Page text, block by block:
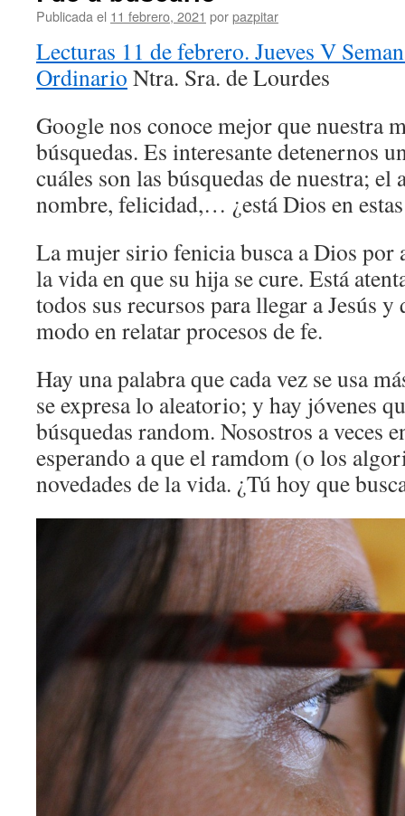
Publicada el 11 febrero, 2021 porpazpitar
Lecturas 11 de febrero. Jueves V
Ordinario Ntra. Sra. de Lourdes
Google nos conoce mejor que nuestra
búsquedas. Es interesante detenernos
cuáles son las búsquedas de nuestra; el
nombre, felicidad,… ¿está Dios en
La mujer sirio fenicia busca a Dios por
la vida en que su hija se cure. Está
todos sus recursos para llegar a Jesús y
modo en relatar procesos de fe.
Hay una palabra que cada vez se usa
se expresa lo aleatorio; y hay jóvenes
búsquedas random. Nosostros a veces
esperando a que el ramdom (o los
novedades de la vida. ¿Tú hoy que